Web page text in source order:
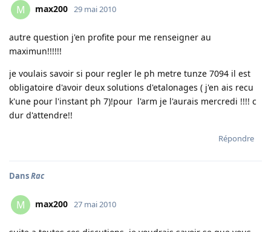
M max200 29 mai 2010
autre question j'en profite pour me renseigner au
maximun!!!!!!
je voulais savoir si pour regler le ph metre tunze 7094 il est
obligatoire d'avoir deux solutions d'etalonages ( j'en ais recu
k'une pour l'instant ph 7)!pour l'arm je l'aurais mercredi !!!! c
dur d'attendre!!
Répondre
DansRac
M max200 27 mai 2010